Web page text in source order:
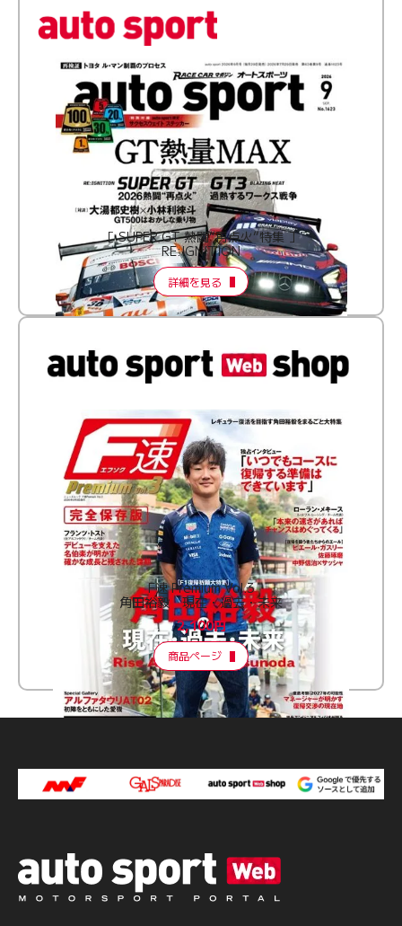
［ SUPER GT 熱闘“再点火”特集 ］
RE:IGNITION
詳細を見る
F速 Premium Vol.3
角田裕毅 現在・過去・未来
2,100円
商品ページ